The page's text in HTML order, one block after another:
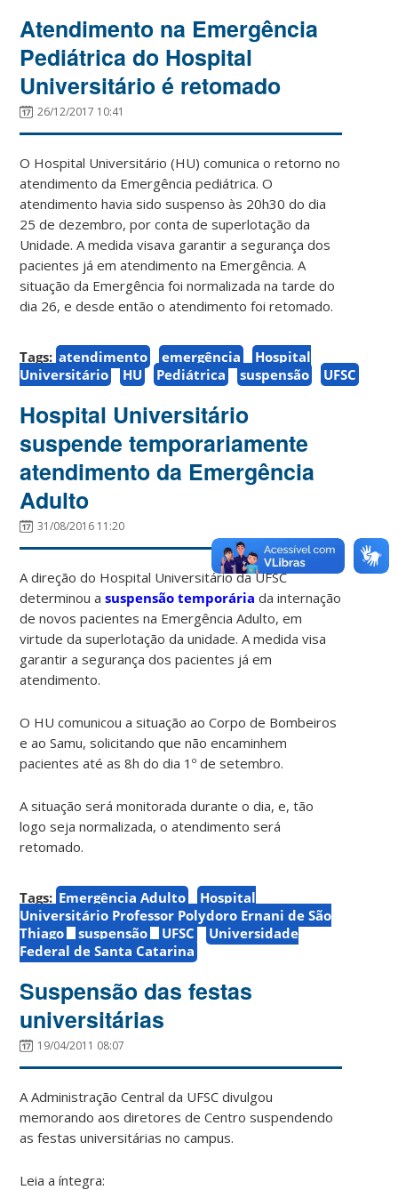
Atendimento na Emergência
Pediátrica do Hospital
Universitário é retomado
26/12/2017 10:41
O Hospital Universitário (HU) comunica o retorno no
atendimento da Emergência pediátrica. O
atendimento havia sido suspenso às 20h30 do dia
25 de dezembro, por conta de superlotação da
Unidade. A medida visava garantir a segurança dos
pacientes já em atendimento na Emergência. A
situação da Emergência foi normalizada na tarde do
dia 26, e desde então o atendimento foi retomado.
Tags: atendimento emergência
Hospital
Universitário
HU Pediátrica suspensão UFSC
Hospital Universitário
suspende temporariamente
atendimento da Emergência
Adulto
31/08/2016 11:20
A direção do Hospital Universitário da UFSC
determinou asuspensão temporária da internação
de novos pacientes na Emergência Adulto, em
virtude da superlotação da unidade. A medida visa
garantir a segurança dos pacientes já em
atendimento.
O HU comunicou a situação ao Corpo de Bombeiros
e ao Samu, solicitando que não encaminhem
pacientes até as 8h do dia 1º de setembro.
A situação será monitorada durante o dia, e, tão
logo seja normalizada, o atendimento será
retomado.
Tags: Emergência Adulto
Hospital
Universitário Professor Polydoro Ernani de São
Thiago
suspensão UFSC
Universidade
Federal de Santa Catarina
Suspensão das festas
universitárias
19/04/2011 08:07
A Administração Central da UFSC divulgou
memorando aos diretores de Centro suspendendo
as festas universitárias no campus.
Leia a íntegra: